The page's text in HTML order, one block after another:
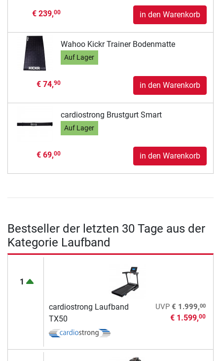
€ 239,00 in den Warenkorb
Wahoo Kickr Trainer Bodenmatte
Auf Lager
€ 74,90 in den Warenkorb
cardiostrong Brustgurt Smart
Auf Lager
€ 69,00 in den Warenkorb
Bestseller der letzten 30 Tage aus der
Kategorie Laufband
1
cardiostrong Laufband
TX50
UVP € 1.999,00
€ 1.599,00